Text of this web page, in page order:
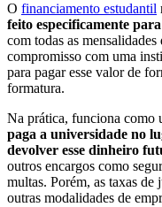
O financiamento estudantil
feito especificamente
com todas as
compromisso com uma
para pagar esse valor de
formatura.
Na prática, funciona como
paga a universidade no
devolver esse dinheiro
outros encargos como
multas. Porém, as taxas de
outras modalidades de